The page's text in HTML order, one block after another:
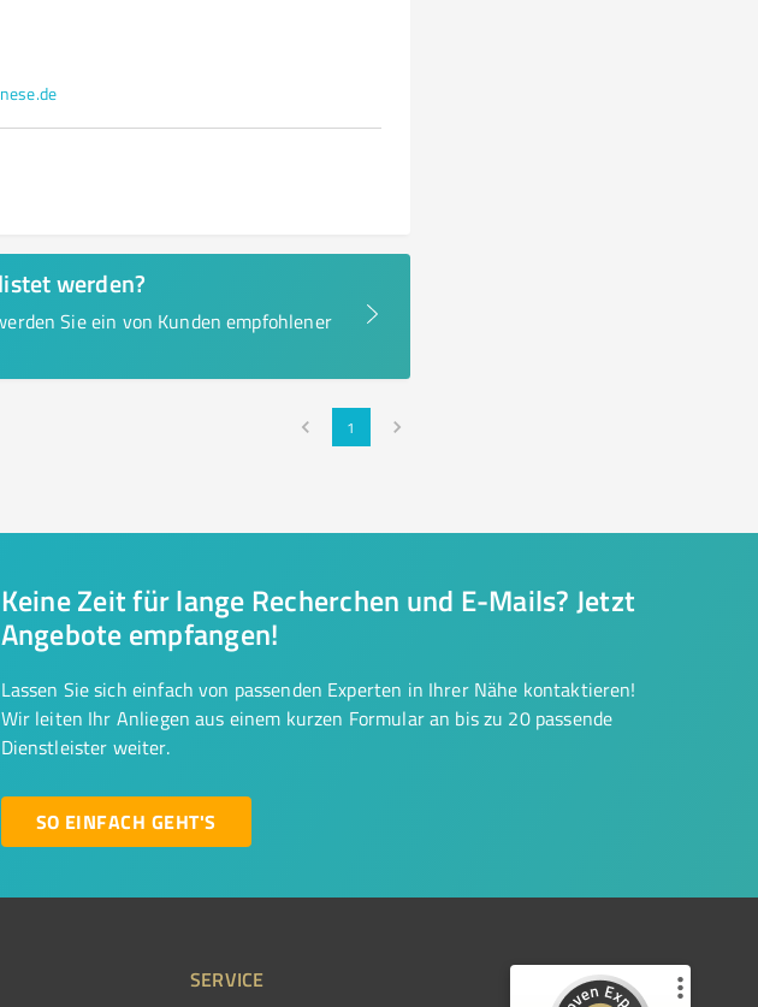
werden?
Sie ein von Kunden empfohlener
1
Keine Zeit für lange Recherchen und E-Mails? Jetzt
Angebote empfangen!
Lassen Sie sich einfach von passenden Experten in Ihrer Nähe kontaktieren!
Wir leiten Ihr Anliegen aus einem kurzen Formular an bis zu 20 passende
Dienstleister weiter.
SO EINFACH GEHT'S
SERVICE